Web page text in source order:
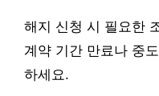
해지 신청 시 필요한
계약 기간 만료나 중
하세요.